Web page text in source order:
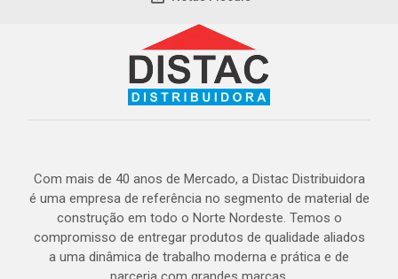
Com mais de 40 anos de Mercado, a Distac Distribuidora
é uma empresa de referência no segmento de material de
construção em todo o Norte Nordeste. Temos o
compromisso de entregar produtos de qualidade aliados
a uma dinâmica de trabalho moderna e prática e de